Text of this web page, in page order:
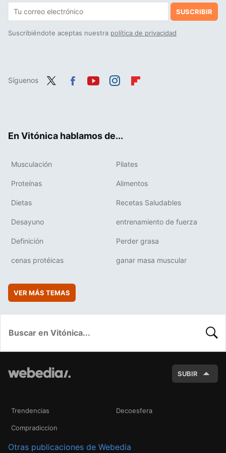
SUSCRIBIR
Suscribiéndote aceptas nuestra política de privacidad
Síguenos
En Vitónica hablamos de...
Musculación Pilates
Proteínas Alimentos
Dietas Recetas Saludables
Desayuno entrenamiento de fuerza
Definición Perder grasa
cenas protéicas ganar masa muscular
VER MÁS TEMAS
SUBIR
Trendencias Decoesfera
Compradiccion
Otras publicaciones de Webedia